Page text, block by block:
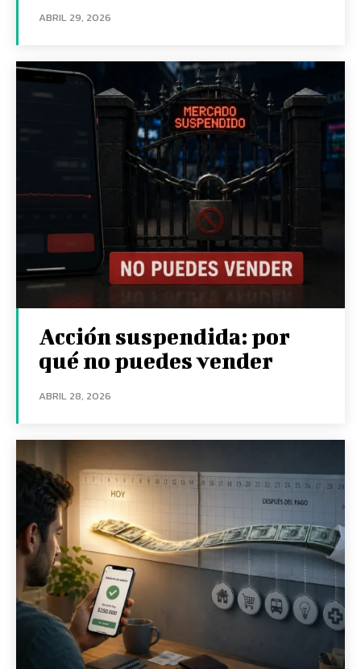
ABRIL 29, 2026
Acción suspendida: por
qué no puedes vender
ABRIL 28, 2026